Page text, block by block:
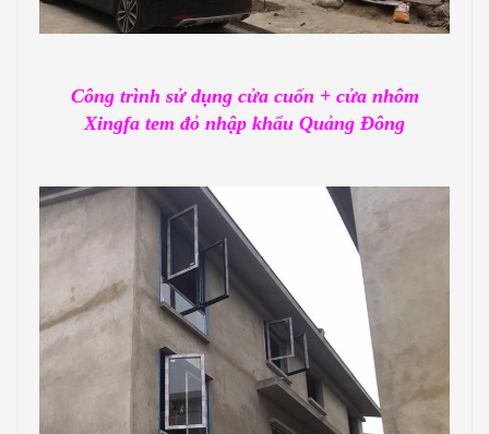
Công trình sử dụng cửa cuốn + cửa nhôm
Xingfa tem đỏ nhập khẩu Quảng Đông